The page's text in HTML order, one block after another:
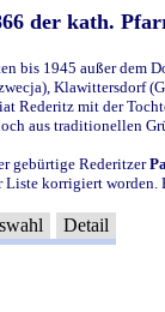
der kath.
bis 1945 außer dem
Klawittersdorf
Rederitz mit der
aus traditionellen
gebürtige Rederitzer
korrigiert worden.
Detail